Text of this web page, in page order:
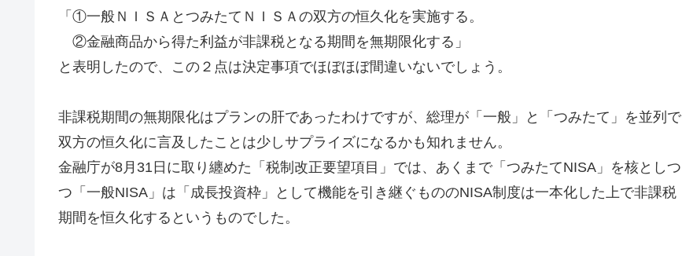
「①一般ＮＩＳＡとつみたてＮＩＳＡの双方の恒久化を実施する。
②金融商品から得た利益が非課税となる期間を無期限化する」
と表明したので、この２点は決定事項でほぼほぼ間違いないでしょう。
非課税期間の無期限化はプランの肝であったわけですが、総理が「一般」と「つみたて」を並列で
双方の恒久化に言及したことは少しサプライズになるかも知れません。
金融庁が8月31日に取り纏めた「税制改正要望項目」では、あくまで「つみたてNISA」を核としつ
つ「一般NISA」は「成長投資枠」として機能を引き継ぐもののNISA制度は一本化した上で非課税
期間を恒久化するというものでした。